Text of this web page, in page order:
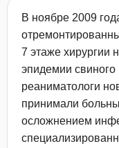
В ноябре 2009
7 этаже хирургии
эпидемии свиного
реаниматологи
принимали
осложнением